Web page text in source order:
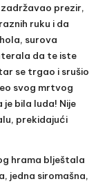
zadržavao prezir,
ruku i da
surova
da te iste
se trgao i srušio
svog mrtvog
bila luda! Nije
prekidajući
hrama blještala
jedna siromašna,